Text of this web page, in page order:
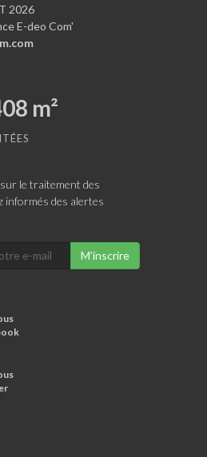
2026
E-deo Com'
m²
le traitement des
informés des alertes
M'inscrire